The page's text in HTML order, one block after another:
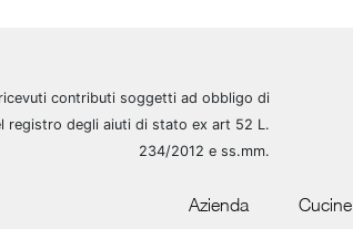
contributi soggetti ad obbligo di
registro degli aiuti di stato ex art 52 L.
234/2012 e ss.mm.
Azienda Cucine